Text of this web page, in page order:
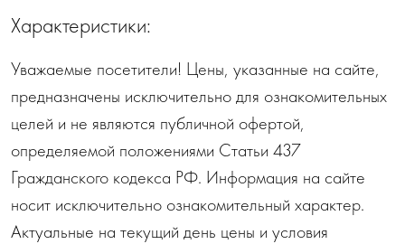
Характеристики:
Уважаемые посетители! Цены, указанные на сайте,
предназначены исключительно для ознакомительных
целей и не являются публичной офертой,
определяемой положениями Статьи 437
Гражданского кодекса РФ. Информация на сайте
носит исключительно ознакомительный характер.
Актуальные на текущий день цены и условия